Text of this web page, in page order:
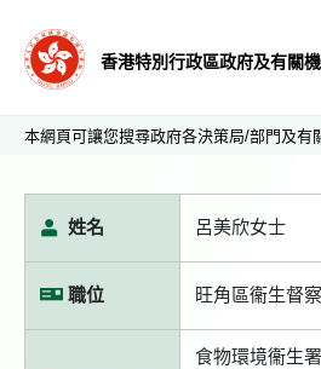
香港特別行政區政府及有關
本網頁可讓您搜尋政府各決策局/部門及有
姓名 呂美欣女士
職位 旺角區衞生督
食物環境衞生署